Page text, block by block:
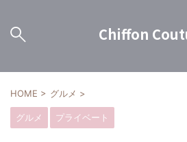
Chiffon
HOME > グルメ >
グルメ プライベート